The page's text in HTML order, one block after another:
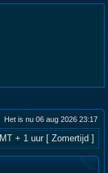
Het is nu 06 aug 2026 23:17
+ 1 uur [ Zomertijd ]